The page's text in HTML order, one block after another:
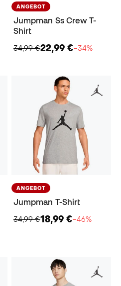
ANGEBOT
Jumpman Ss Crew T-
Shirt
34,99 €22,99 €−34%
ANGEBOT
Jumpman T-Shirt
34,99 €18,99 €−46%